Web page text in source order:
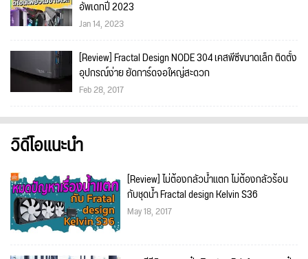
อัพเดทปี 2023
Jan 14, 2023
[Review] Fractal Design NODE 304 เคสพีซีขนาดเล็ก ติดตั้ง
อุปกรณ์ง่าย ยัดการ์ดจอใหญ่สะดวก
Feb 28, 2017
วิดีโอแนะนำ
[Review] ไม่ต้องกลัวน้ำแตก ไม่ต้องกลัวร้อน
กับชุดน้ำ Fractal design Kelvin S36
May 18, 2017